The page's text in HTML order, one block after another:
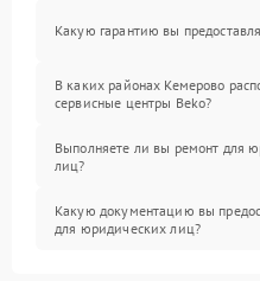
Какую гарантию вы
В каких районах Кемерово
сервисные центры Beko?
Выполняете ли вы ремонт для
лиц?
Какую документацию вы
для юридических лиц?